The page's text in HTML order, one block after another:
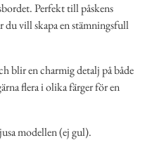
Perfekt till påskens
du vill skapa en stämningsfull
blir en charmig detalj på både
flera i olika färger för en
modellen (ej gul).